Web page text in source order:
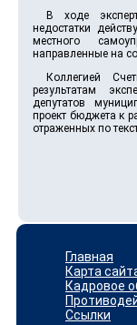
В ходе
недостатки
местного
направленные на
Коллегией
результатам
депутатов
проект бюджета к
отраженных по
Главная
Карта
Кадровое
Ссылки